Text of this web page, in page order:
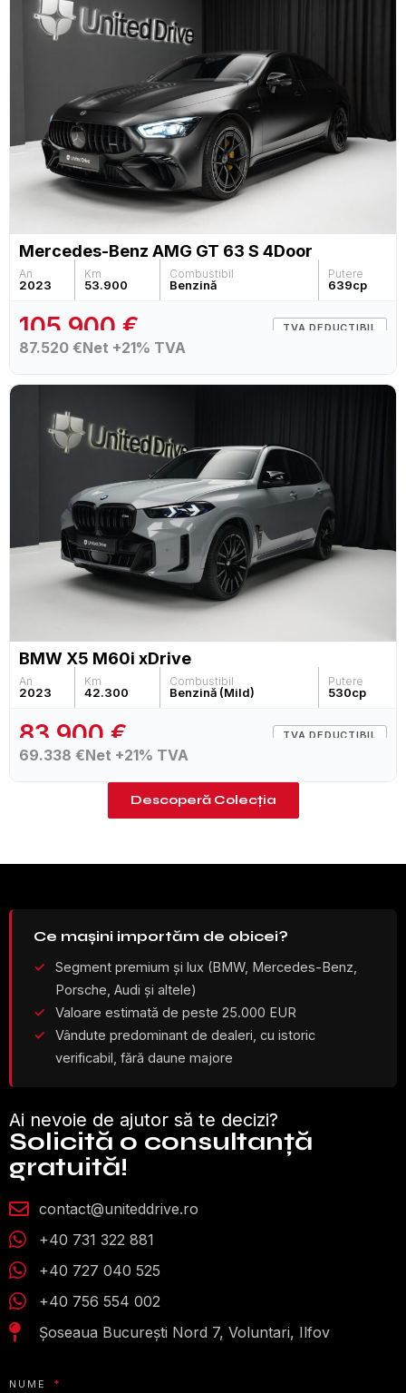
Mercedes-Benz AMG GT 63 S 4Door
An
2023
Km
53.900
Combustibil
Benzină
Putere
639cp
105.900 € TVA DEDUCTIBIL
87.520 €Net +21% TVA
BMW X5 M60i xDrive
An
2023
Km
42.300
Combustibil
Benzină (Mild)
Putere
530cp
83.900 € TVA DEDUCTIBIL
69.338 €Net +21% TVA
Descoperă Colecția
Ce mașini importăm de obicei?
Segment premium și lux (BMW, Mercedes-Benz,
Porsche, Audi și altele)
Valoare estimată de peste 25.000 EUR
Vândute predominant de dealeri, cu istoric
verificabil, fără daune majore
Ai nevoie de ajutor să te decizi?
Solicită o consultanță
gratuită!
contact@uniteddrive.ro
+40 731 322 881
+40 727 040 525
+40 756 554 002
Șoseaua București Nord 7, Voluntari, Ilfov
NUME *